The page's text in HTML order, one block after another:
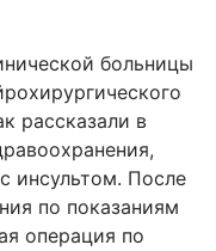
больницы
рассказали в
инсультом. После
по показаниям
операция по